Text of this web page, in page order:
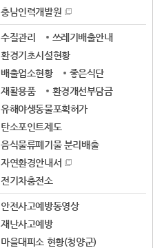
충남인력개발원
수질관리
쓰레기배출안내
환경기초시설현황
배출업소현황
좋은식단
재활용품
환경개선부담금
유해야생동물포획허가
탄소포인트제도
음식물류폐기물 분리배출
자연환경안내서
전기차충전소
안전사고예방동영상
재난사고예방
마을대피소 현황(청양군)